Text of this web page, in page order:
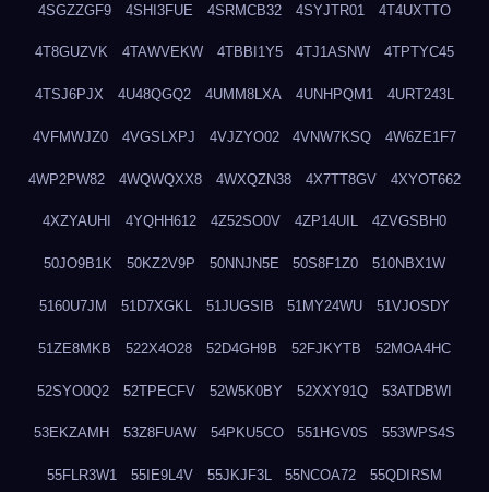
4SGZZGF9 4SHI3FUE 4SRMCB32 4SYJTR01 4T4UXTTO
4T8GUZVK 4TAWVEKW 4TBBI1Y5 4TJ1ASNW 4TPTYC45
4TSJ6PJX 4U48QGQ2 4UMM8LXA 4UNHPQM1 4URT243L
4VFMWJZ0 4VGSLXPJ 4VJZYO02 4VNW7KSQ 4W6ZE1F7
4WP2PW82 4WQWQXX8 4WXQZN38 4X7TT8GV 4XYOT662
4XZYAUHI 4YQHH612 4Z52SO0V 4ZP14UIL 4ZVGSBH0
50JO9B1K 50KZ2V9P 50NNJN5E 50S8F1Z0 510NBX1W
5160U7JM 51D7XGKL 51JUGSIB 51MY24WU 51VJOSDY
51ZE8MKB 522X4O28 52D4GH9B 52FJKYTB 52MOA4HC
52SYO0Q2 52TPECFV 52W5K0BY 52XXY91Q 53ATDBWI
53EKZAMH 53Z8FUAW 54PKU5CO 551HGV0S 553WPS4S
55FLR3W1 55IE9L4V 55JKJF3L 55NCOA72 55QDIRSM